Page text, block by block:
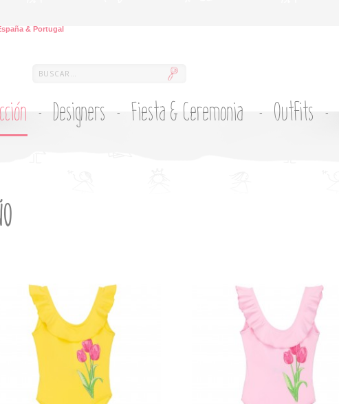
& Portugal
Designers Fiesta & Ceremonia Outfits